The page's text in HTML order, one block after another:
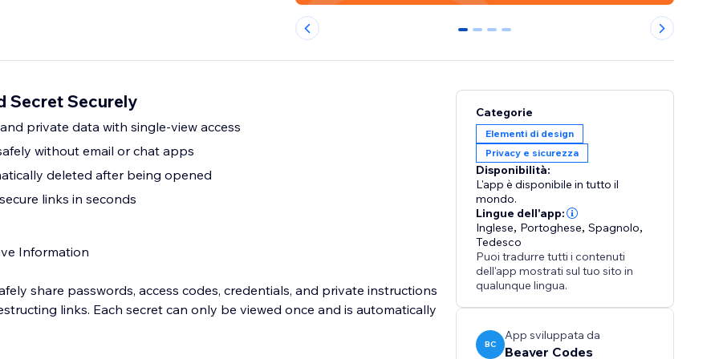
0 1 2 3
Secret Securely
private data with single-view access
without email or chat apps
deleted after being opened
links in seconds
Information
share passwords, access codes, credentials, and private instructions
links. Each secret can only be viewed once and is automatically
Categorie
Elementi di design
Privacy e sicurezza
Disponibilità:
L'app è disponibile in tutto il
mondo.
Lingue dell'app:
Inglese, Portoghese,Spagnolo,
Tedesco
Puoi tradurre tutti i contenuti
dell'app mostrati sul tuo sito in
qualunque lingua.
BC
App sviluppata da
Beaver Codes